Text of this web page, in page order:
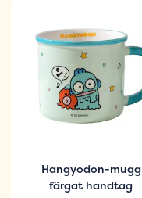
Hangyodon-mugg
färgat handtag